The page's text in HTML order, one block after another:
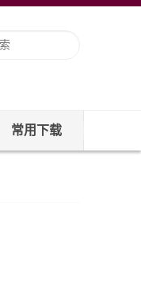
常用下载